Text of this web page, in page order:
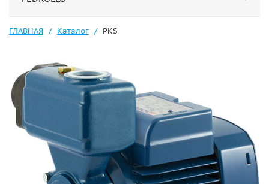
ГЛАВНАЯ Каталог PKS